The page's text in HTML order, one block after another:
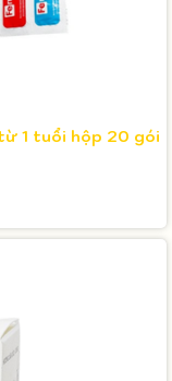
1 tuổi hộp 20 gói